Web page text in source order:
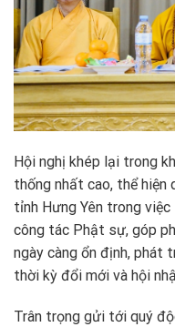
Hội nghị khép lại trong
thống nhất cao, thể hiện
tỉnh Hưng Yên trong việc
công tác Phật sự, góp
ngày càng ổn định, phát
thời kỳ đổi mới và hội
Trân trọng gửi tới quý